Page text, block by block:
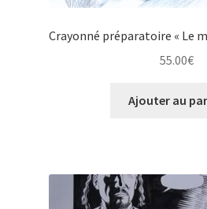
Crayonné préparatoire « Le
55.00€
Ajouter au